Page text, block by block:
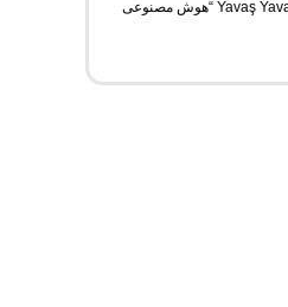
دانلود آهنگ Yavaş Yavaş Derin Derin “هوش مصنوعی